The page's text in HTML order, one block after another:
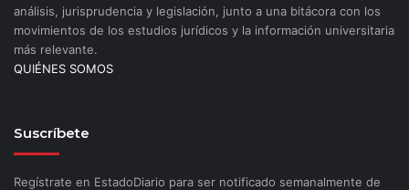
análisis, jurisprudencia y legislación, junto a una bitácora con los
movimientos de los estudios jurídicos y la información universitaria
más relevante.
QUIÉNES SOMOS
Suscríbete
Regístrate en EstadoDiario para ser notificado semanalmente de